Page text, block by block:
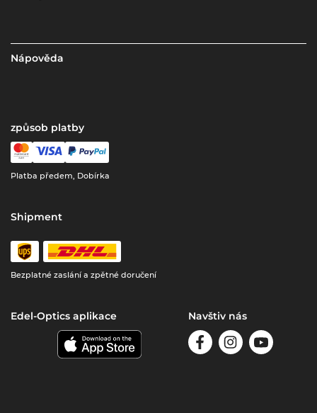
Nápověda
způsob platby
Platba předem, Dobírka
Shipment
Bezplatné zaslání a zpětné doručení
Edel-Optics aplikace Navštiv nás